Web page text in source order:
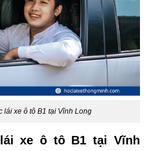
lái xe ô tô B1 tại Vĩnh Long
xe ô tô B1 tại Vĩnh